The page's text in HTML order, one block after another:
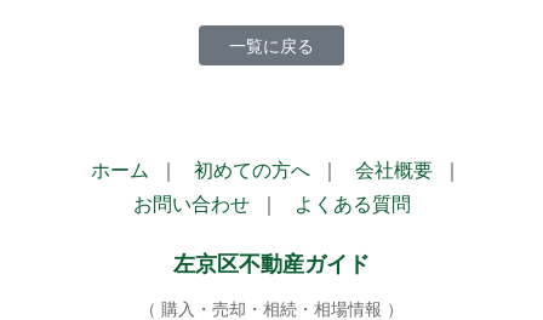
一覧に戻る
ホーム ｜ 初めての方へ ｜ 会社概要
｜
お問い合わせ
｜ よくある質問
左京区不動産ガイド
（ 購入・売却・相続・相場情報 ）